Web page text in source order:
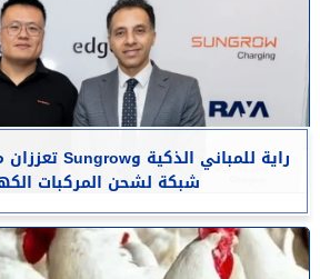
شبكة لشحن المركبات